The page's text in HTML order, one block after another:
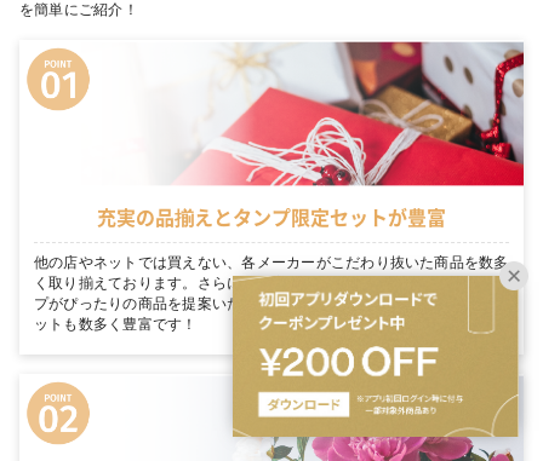
を簡単にご紹介！
充実の品揃えとタンプ限定セットが豊富
他の店やネットでは買えない、各メーカーがこだわり抜いた商品を数多
く取り揃えております。さらに、お客様のギフトシーンに合わせてタン
プがぴったりの商品を提案いたします。シーン毎に適切なタンプ限定セ
ットも数多く豊富です！